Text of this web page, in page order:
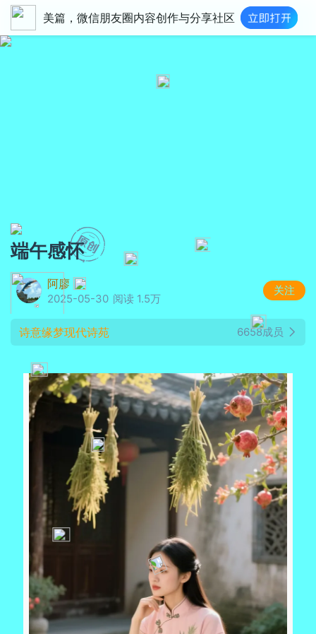
美篇，微信朋友圈内容创作与分享社区
端午感怀
阿廖
2025-05-30 阅读 1.5万
关注
诗意缘梦现代诗苑 6658成员